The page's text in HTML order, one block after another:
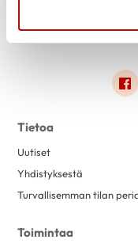
Tietoa
Uutiset
Yhdistyksestä
Turvallisemman tilan
Toimintaa